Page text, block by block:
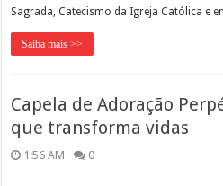
Sagrada, Catecismo da Igreja Católica e
Saiba mais >>
Capela de Adoração
que transforma vidas
1:56 AM 0